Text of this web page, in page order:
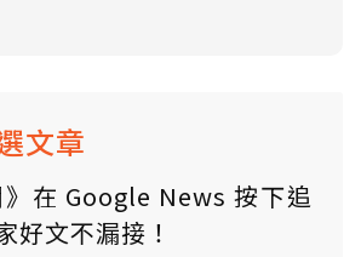
文章
在 Google News 按下追
好文不漏接！